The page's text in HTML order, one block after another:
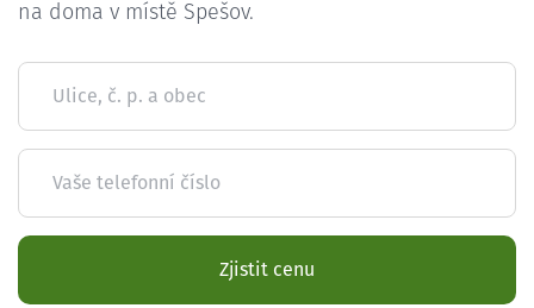
na doma v místě Spešov.
Ulice, č. p. a obec
Vaše telefonní číslo
Zjistit cenu